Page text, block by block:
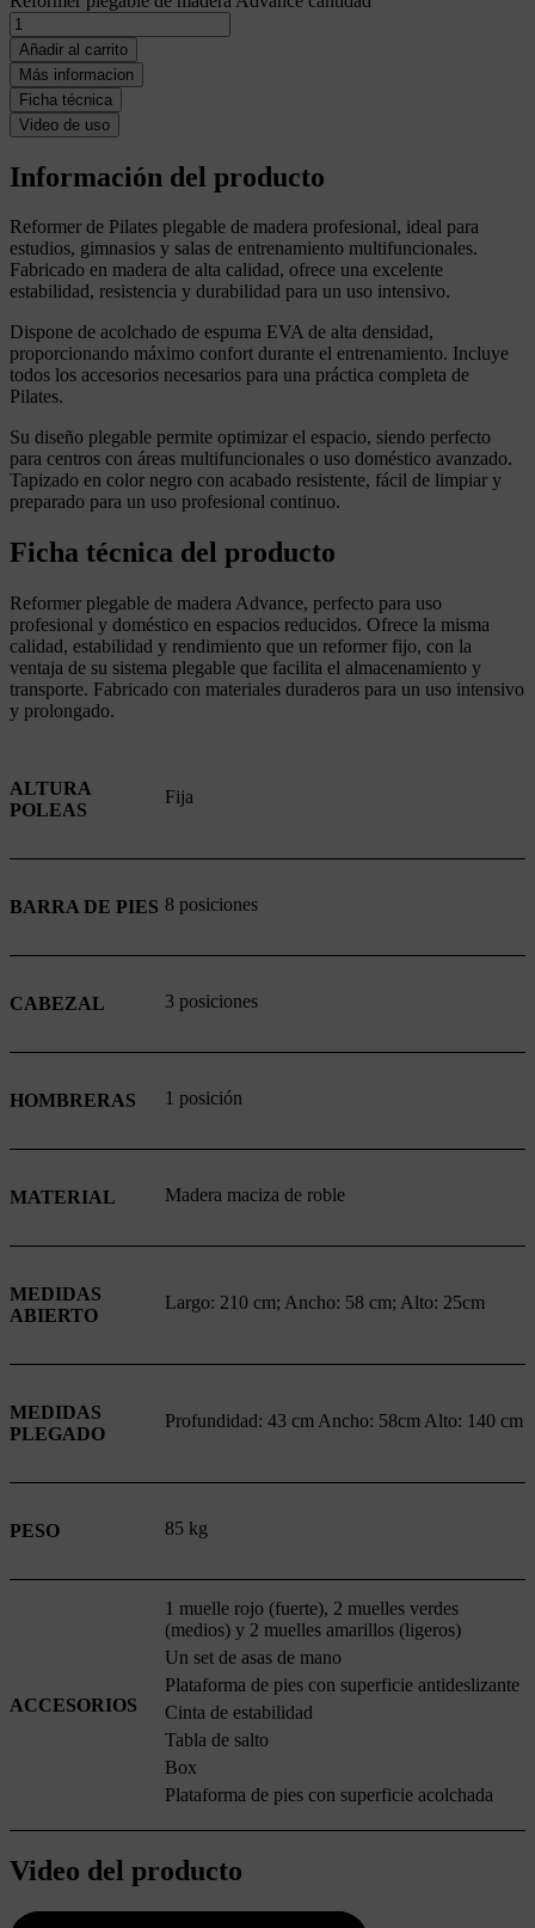
Añadir al carrito
Más informacion
Ficha técnica
Video de uso
Información del producto
Reformer de Pilates plegable de madera profesional, ideal para
estudios, gimnasios y salas de entrenamiento multifuncionales.
Fabricado en madera de alta calidad, ofrece una excelente
estabilidad, resistencia y durabilidad para un uso intensivo.
Dispone de acolchado de espuma EVA de alta densidad,
proporcionando máximo confort durante el entrenamiento. Incluye
todos los accesorios necesarios para una práctica completa de
Pilates.
Su diseño plegable permite optimizar el espacio, siendo perfecto
para centros con áreas multifuncionales o uso doméstico avanzado.
Tapizado en color negro con acabado resistente, fácil de limpiar y
preparado para un uso profesional continuo.
Ficha técnica del producto
Reformer plegable de madera Advance, perfecto para uso
profesional y doméstico en espacios reducidos. Ofrece la misma
calidad, estabilidad y rendimiento que un reformer fijo, con la
ventaja de su sistema plegable que facilita el almacenamiento y
transporte. Fabricado con materiales duraderos para un uso intensivo
y prolongado.
ALTURA
POLEAS
Fija
BARRA DE PIES 8 posiciones
CABEZAL 3 posiciones
HOMBRERAS 1 posición
MATERIAL Madera maciza de roble
MEDIDAS
ABIERTO
Largo: 210 cm; Ancho: 58 cm; Alto: 25cm
MEDIDAS
PLEGADO
Profundidad: 43 cm Ancho: 58cm Alto: 140 cm
PESO 85 kg
ACCESORIOS
1 muelle rojo (fuerte), 2 muelles verdes
(medios) y 2 muelles amarillos (ligeros)
Un set de asas de mano
Plataforma de pies con superficie antideslizante
Cinta de estabilidad
Tabla de salto
Box
Plataforma de pies con superficie acolchada
Video del producto